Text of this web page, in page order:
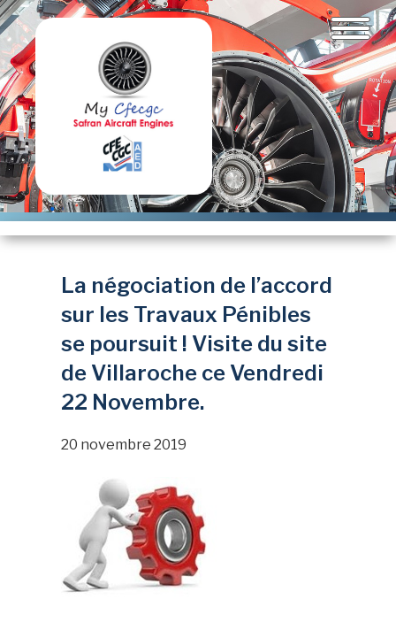
Aller
au
contenu
principal
La négociation de l’accord
sur les Travaux Pénibles
se poursuit ! Visite du site
de Villaroche ce Vendredi
22 Novembre.
20 novembre 2019